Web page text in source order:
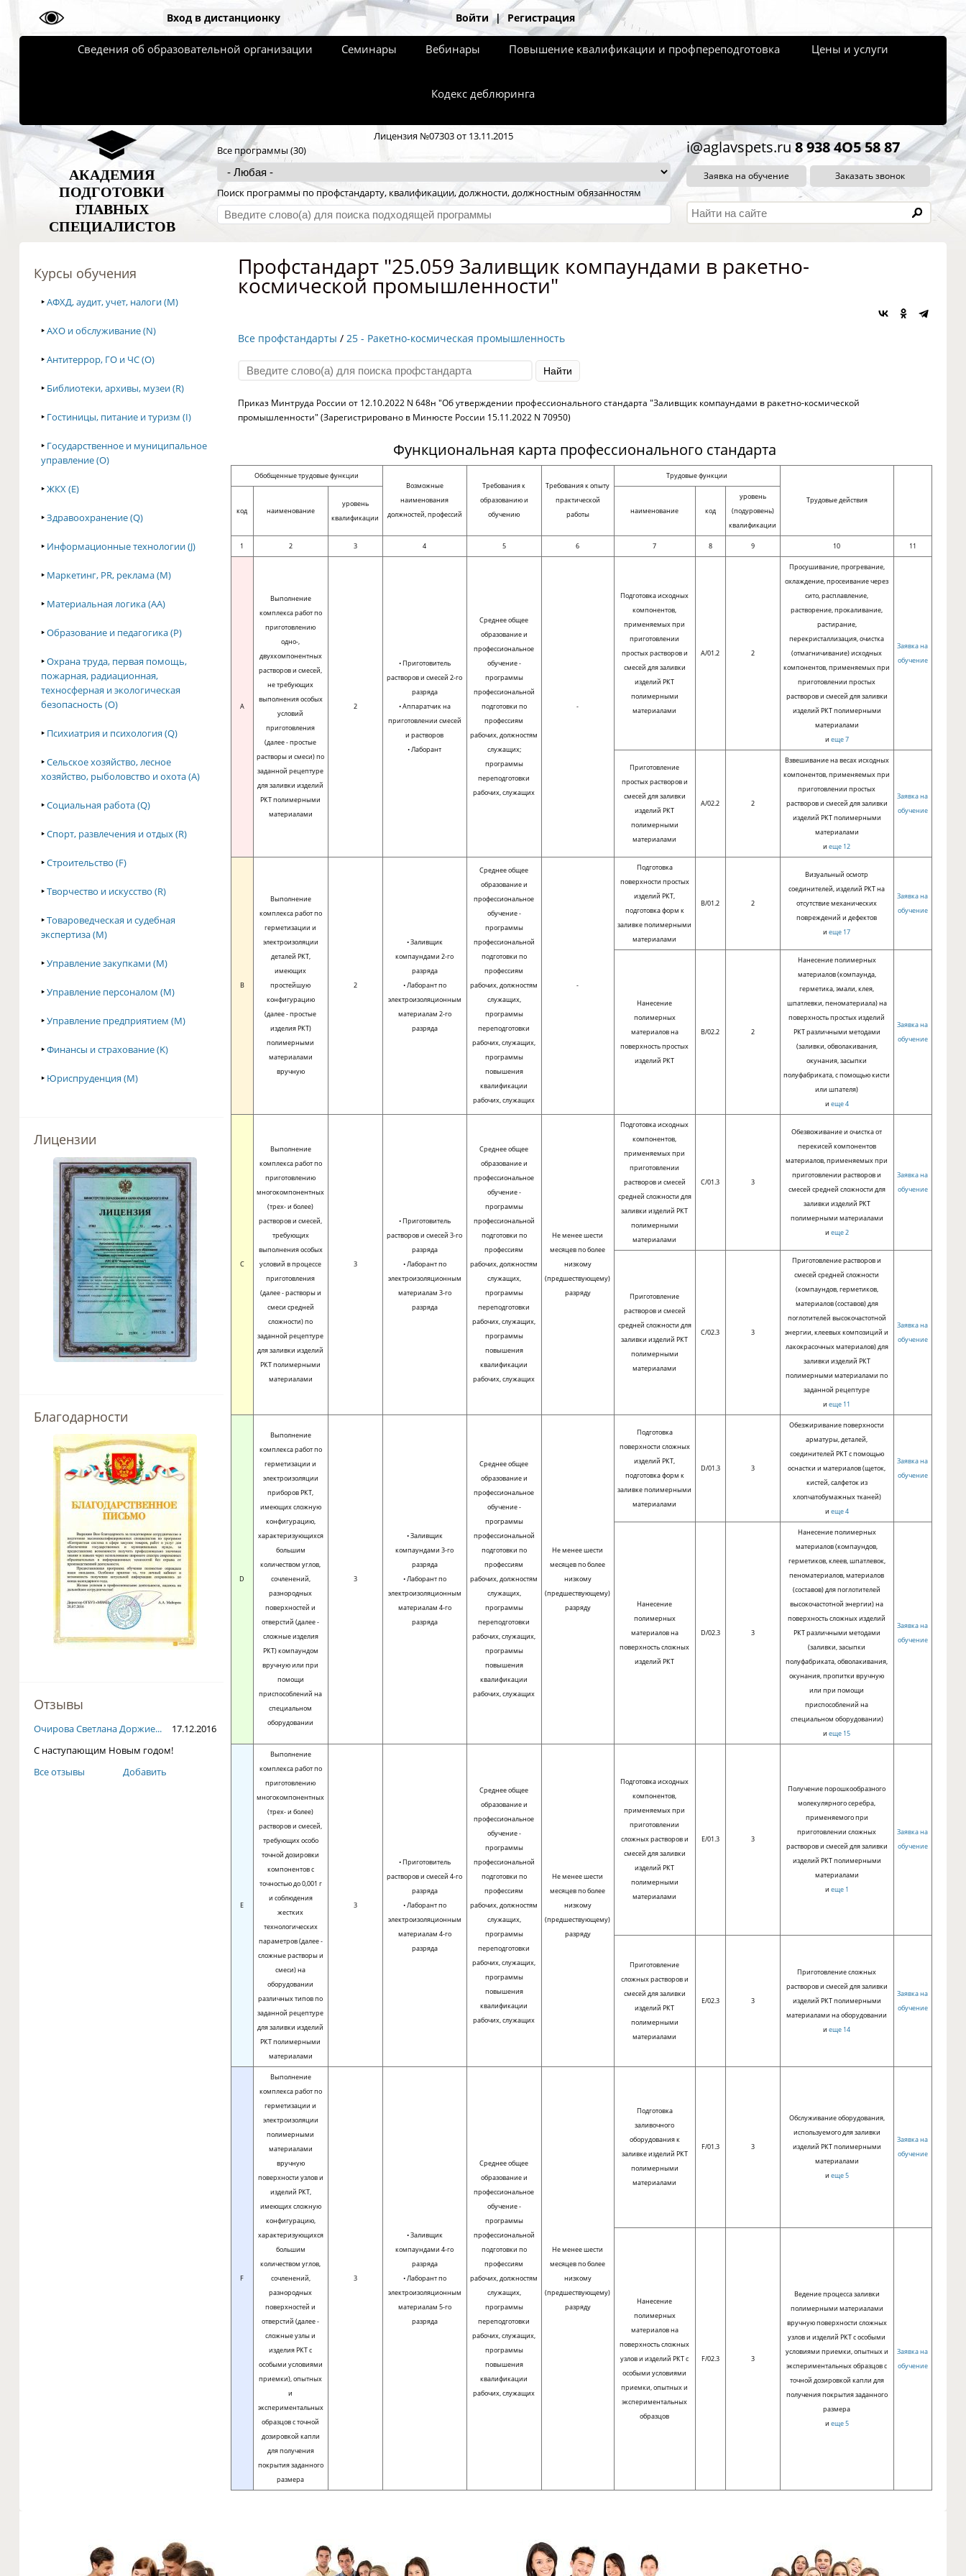
Вход в дистанционку Войти | Регистрация
Сведения об образовательной организации Семинары Вебинары Повышение квалификации и профпереподготовка Цены и услуги
Кодекс деблюринга
АКАДЕМИЯ
ПОДГОТОВКИ
ГЛАВНЫХ
СПЕЦИАЛИСТОВ
Лицензия №07303 от 13.11.2015
Все программы (30)
Поиск программы по профстандарту, квалификации, должности, должностным обязанностям
i@aglavspets.ru 8 938 4O5 58 87
Заявка на обучение Заказать звонок
Курсы обучения
‣АФХД, аудит, учет, налоги (M)
‣АХО и обслуживание (N)
‣Антитеррор, ГО и ЧС (O)
‣ Библиотеки, архивы, музеи (R)
‣ Гостиницы, питание и туризм (I)
‣ Государственное и муниципальное
управление (O)
‣ЖКХ (E)
‣Здравоохранение (Q)
‣ Информационные технологии (J)
‣ Маркетинг, PR, реклама (M)
‣ Материальная логика (AA)
‣Образование и педагогика (P)
‣Охрана труда, первая помощь,
пожарная, радиационная,
техносферная и экологическая
безопасность (O)
‣ Психиатрия и психология (Q)
‣Сельское хозяйство, лесное
хозяйство, рыболовство и охота (A)
‣Социальная работа (Q)
‣Спорт, развлечения и отдых (R)
‣Строительство (F)
‣Творчество и искусство (R)
‣Товароведческая и судебная
экспертиза (M)
‣Управление закупками (M)
‣Управление персоналом (M)
‣Управление предприятием (M)
‣Финансы и страхование (K)
‣ Юриспруденция (M)
Лицензии
Благодарности
Отзывы
Очирова Светлана Доржие...
17.12.2016
С наступающим Новым годом!
Все отзывы
Добавить
Профстандарт "25.059 Заливщик компаундами в ракетно-
космической промышленности"
Все профстандарты / 25 - Ракетно-космическая промышленность
Приказ Минтруда России от 12.10.2022 N 648н "Об утверждении профессионального стандарта "Заливщик компаундами в ракетно-космической
промышленности" (Зарегистрировано в Минюсте России 15.11.2022 N 70950)
Функциональная карта профессионального стандарта
Обобщенные трудовые функции
Возможные
наименования
должностей, профессий
Требования к
образованию и
обучению
Требования к опыту
практической
работы
Трудовые функции
Трудовые действия
код
наименование
уровень
квалификации
наименование код
уровень
(подуровень)
квалификации
1 2 3 4 5 6 7 8 9 10 11
A
Выполнение
комплекса работ по
приготовлению
одно-,
двухкомпонентных
растворов и смесей,
не требующих
выполнения особых
условий
приготовления
(далее - простые
растворы и смеси) по
заданной рецептуре
для заливки изделий
РКТ полимерными
материалами
2
• Приготовитель
растворов и смесей 2-го
разряда
• Аппаратчик на
приготовлении смесей
и растворов
• Лаборант
Среднее общее
образование и
профессиональное
обучение -
программы
профессиональной
подготовки по
профессиям
рабочих, должностям
служащих;
программы
переподготовки
рабочих, служащих
-
Подготовка исходных
компонентов,
применяемых при
приготовлении
простых растворов и
смесей для заливки
изделий РКТ
полимерными
материалами
A/01.2 2
Просушивание, прогревание,
охлаждение, просеивание через
сито, расплавление,
растворение, прокаливание,
растирание,
перекристаллизация, очистка
(отмагничивание) исходных
компонентов, применяемых при
приготовлении простых
растворов и смесей для заливки
изделий РКТ полимерными
материалами
и еще 7
Заявка на
обучение
Приготовление
простых растворов и
смесей для заливки
изделий РКТ
полимерными
материалами
A/02.2 2
Взвешивание на весах исходных
компонентов, применяемых при
приготовлении простых
растворов и смесей для заливки
изделий РКТ полимерными
материалами
иеще 12
Заявка на
обучение
B
Выполнение
комплекса работ по
герметизации и
электроизоляции
деталей РКТ,
имеющих
простейшую
конфигурацию
(далее - простые
изделия РКТ)
полимерными
материалами
вручную
2
• Заливщик
компаундами 2-го
разряда
• Лаборант по
электроизоляционным
материалам 2-го
разряда
Среднее общее
образование и
профессиональное
обучение -
программы
профессиональной
подготовки по
профессиям
рабочих, должностям
служащих,
программы
переподготовки
рабочих, служащих,
программы
повышения
квалификации
рабочих, служащих
-
Подготовка
поверхности простых
изделий РКТ,
подготовка форм к
заливке полимерными
материалами
B/01.2 2
Визуальный осмотр
соединителей, изделий РКТ на
отсутствие механических
повреждений и дефектов
иеще 17
Заявка на
обучение
Нанесение
полимерных
материалов на
поверхность простых
изделий РКТ
B/02.2 2
Нанесение полимерных
материалов (компаунда,
герметика, эмали, клея,
шпатлевки, пеноматериала) на
поверхность простых изделий
РКТ различными методами
(заливки, обволакивания,
окунания, засыпки
полуфабриката, с помощью кисти
или шпателя)
и еще 4
Заявка на
обучение
C
Выполнение
комплекса работ по
приготовлению
многокомпонентных
(трех- и более)
растворов и смесей,
требующих
выполнения особых
условий в процессе
приготовления
(далее - растворы и
смеси средней
сложности) по
заданной рецептуре
для заливки изделий
РКТ полимерными
материалами
3
• Приготовитель
растворов и смесей 3-го
разряда
• Лаборант по
электроизоляционным
материалам 3-го
разряда
Среднее общее
образование и
профессиональное
обучение -
программы
профессиональной
подготовки по
профессиям
рабочих, должностям
служащих,
программы
переподготовки
рабочих, служащих,
программы
повышения
квалификации
рабочих, служащих
Не менее шести
месяцев по более
низкому
(предшествующему)
разряду
Подготовка исходных
компонентов,
применяемых при
приготовлении
растворов и смесей
средней сложности для
заливки изделий РКТ
полимерными
материалами
C/01.3 3
Обезвоживание и очистка от
перекисей компонентов
материалов, применяемых при
приготовлении растворов и
смесей средней сложности для
заливки изделий РКТ
полимерными материалами
и еще 2
Заявка на
обучение
Приготовление
растворов и смесей
средней сложности для
заливки изделий РКТ
полимерными
материалами
C/02.3 3
Приготовление растворов и
смесей средней сложности
(компаундов, герметиков,
материалов (составов) для
поглотителей высокочастотной
энергии, клеевых композиций и
лакокрасочных материалов) для
заливки изделий РКТ
полимерными материалами по
заданной рецептуре
иеще 11
Заявка на
обучение
D
Выполнение
комплекса работ по
герметизации и
электроизоляции
приборов РКТ,
имеющих сложную
конфигурацию,
характеризующихся
большим
количеством углов,
сочленений,
разнородных
поверхностей и
отверстий (далее -
сложные изделия
РКТ) компаундом
вручную или при
помощи
приспособлений на
специальном
оборудовании
3
• Заливщик
компаундами 3-го
разряда
• Лаборант по
электроизоляционным
материалам 4-го
разряда
Среднее общее
образование и
профессиональное
обучение -
программы
профессиональной
подготовки по
профессиям
рабочих, должностям
служащих,
программы
переподготовки
рабочих, служащих,
программы
повышения
квалификации
рабочих, служащих
Не менее шести
месяцев по более
низкому
(предшествующему)
разряду
Подготовка
поверхности сложных
изделий РКТ,
подготовка форм к
заливке полимерными
материалами
D/01.3 3
Обезжиривание поверхности
арматуры, деталей,
соединителей РКТ с помощью
оснастки и материалов (щеток,
кистей, салфеток из
хлопчатобумажных тканей)
и еще 4
Заявка на
обучение
Нанесение
полимерных
материалов на
поверхность сложных
изделий РКТ
D/02.3 3
Нанесение полимерных
материалов (компаундов,
герметиков, клеев, шпатлевок,
пеноматериалов, материалов
(составов) для поглотителей
высокочастотной энергии) на
поверхность сложных изделий
РКТ различными методами
(заливки, засыпки
полуфабриката, обволакивания,
окунания, пропитки вручную
или при помощи
приспособлений на
специальном оборудовании)
иеще 15
Заявка на
обучение
E
Выполнение
комплекса работ по
приготовлению
многокомпонентных
(трех- и более)
растворов и смесей,
требующих особо
точной дозировки
компонентов с
точностью до 0,001 г
и соблюдения
жестких
технологических
параметров (далее -
сложные растворы и
смеси) на
оборудовании
различных типов по
заданной рецептуре
для заливки изделий
РКТ полимерными
материалами
3
• Приготовитель
растворов и смесей 4-го
разряда
• Лаборант по
электроизоляционным
материалам 4-го
разряда
Среднее общее
образование и
профессиональное
обучение -
программы
профессиональной
подготовки по
профессиям
рабочих, должностям
служащих,
программы
переподготовки
рабочих, служащих,
программы
повышения
квалификации
рабочих, служащих
Не менее шести
месяцев по более
низкому
(предшествующему)
разряду
Подготовка исходных
компонентов,
применяемых при
приготовлении
сложных растворов и
смесей для заливки
изделий РКТ
полимерными
материалами
E/01.3 3
Получение порошкообразного
молекулярного серебра,
применяемого при
приготовлении сложных
растворов и смесей для заливки
изделий РКТ полимерными
материалами
и еще 1
Заявка на
обучение
Приготовление
сложных растворов и
смесей для заливки
изделий РКТ
полимерными
материалами
E/02.3 3
Приготовление сложных
растворов и смесей для заливки
изделий РКТ полимерными
материалами на оборудовании
иеще 14
Заявка на
обучение
F
Выполнение
комплекса работ по
герметизации и
электроизоляции
полимерными
материалами
вручную
поверхности узлов и
изделий РКТ,
имеющих сложную
конфигурацию,
характеризующихся
большим
количеством углов,
сочленений,
разнородных
поверхностей и
отверстий (далее -
сложные узлы и
изделия РКТ с
особыми условиями
приемки), опытных
и
экспериментальных
образцов с точной
дозировкой капли
для получения
покрытия заданного
размера
3
• Заливщик
компаундами 4-го
разряда
• Лаборант по
электроизоляционным
материалам 5-го
разряда
Среднее общее
образование и
профессиональное
обучение -
программы
профессиональной
подготовки по
профессиям
рабочих, должностям
служащих,
программы
переподготовки
рабочих, служащих,
программы
повышения
квалификации
рабочих, служащих
Не менее шести
месяцев по более
низкому
(предшествующему)
разряду
Подготовка
заливочного
оборудования к
заливке изделий РКТ
полимерными
материалами
F/01.3 3
Обслуживание оборудования,
используемого для заливки
изделий РКТ полимерными
материалами
и еще 5
Заявка на
обучение
Нанесение
полимерных
материалов на
поверхность сложных
узлов и изделий РКТ с
особыми условиями
приемки, опытных и
экспериментальных
образцов
F/02.3 3
Ведение процесса заливки
полимерными материалами
вручную поверхности сложных
узлов и изделий РКТ с особыми
условиями приемки, опытных и
экспериментальных образцов с
точной дозировкой капли для
получения покрытия заданного
размера
и еще 5
Заявка на
обучение